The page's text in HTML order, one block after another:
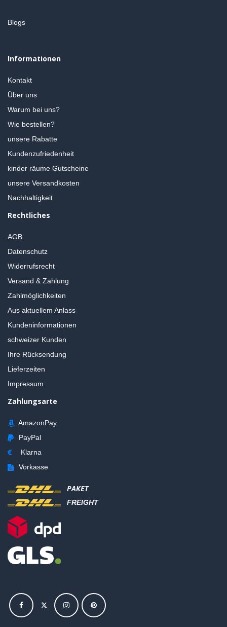
Blogs
Informationen
Kontakt
Über uns
Warum bei uns?
Wie bestellen?
unsere Rabatte
Kundenzufriedenheit
kinder räume Gutscheine
unsere Versandkosten
Nachhaltigkeit
Rechtliches
AGB
Datenschutz
Widerrufsrecht
Versand & Zahlung
Zahlmöglichkeiten
Aus aktuellem Anlass
Kundeninformationen
schweizer Kunden
Ihre Rücksendung
Lieferzeiten
Impressum
Zahlungsarte
AmazonPay
PayPal
Klarna
Vorkasse
PAKET
FREIGHT